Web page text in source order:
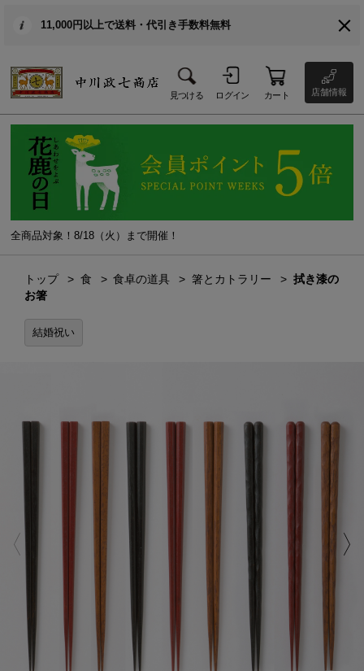
11,000円以上で送料・代引き手数料無料
見つける ログイン カート 店舗情報
全商品対象！8/18（火）まで開催！
トップ 食 食卓の道具 箸とカトラリー
拭き漆の
お箸
結婚祝い